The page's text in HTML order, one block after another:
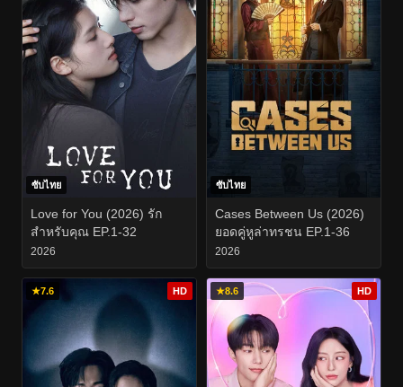
ซับไทย
Love for You (2026) รัก
สำหรับคุณ EP.1-32
2026
ซับไทย
Cases Between Us (2026)
ยอดคู่หูล่าทรชน EP.1-36
2026
★7.6 HD ★8.6 HD